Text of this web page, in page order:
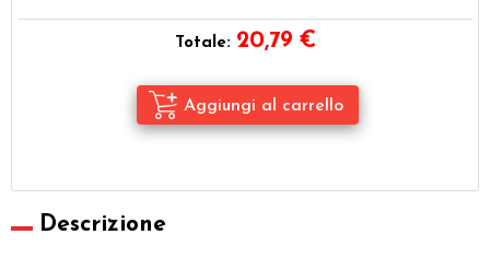
Totale: 20,79 €
Descrizione